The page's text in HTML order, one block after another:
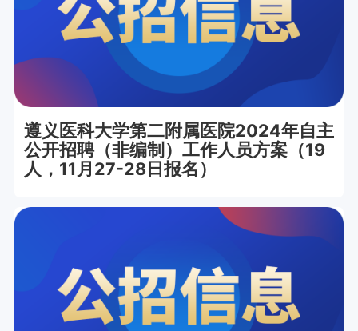
遵义医科大学第二附属医院2024年自主
公开招聘（非编制）工作人员方案（19
人，11月27-28日报名）